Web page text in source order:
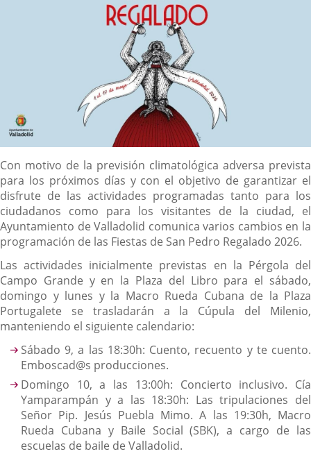
Descripción
Con motivo de la previsión climatológica adversa prevista
para los próximos días y con el objetivo de garantizar el
disfrute de las actividades programadas tanto para los
ciudadanos como para los visitantes de la ciudad, el
Ayuntamiento de Valladolid comunica varios cambios en la
programación de las Fiestas de San Pedro Regalado 2026.
Las actividades inicialmente previstas en la Pérgola del
Campo Grande y en la Plaza del Libro para el sábado,
domingo y lunes y la Macro Rueda Cubana de la Plaza
Portugalete se trasladarán a la Cúpula del Milenio,
manteniendo el siguiente calendario:
Sábado 9, a las 18:30h: Cuento, recuento y te cuento.
Emboscad@s producciones.
Domingo 10, a las 13:00h: Concierto inclusivo. Cía
Yamparampán y a las 18:30h: Las tripulaciones del
Señor Pip. Jesús Puebla Mimo. A las 19:30h, Macro
Rueda Cubana y Baile Social (SBK), a cargo de las
escuelas de baile de Valladolid.